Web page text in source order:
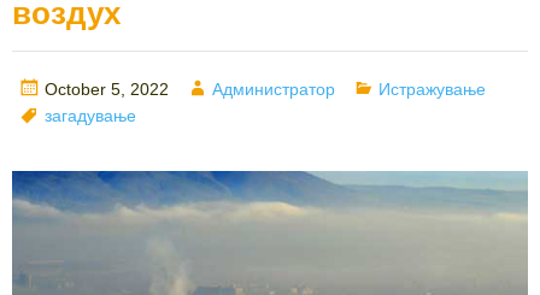
воздух
Posted
on
October 5, 2022 Author
Администратор Categories
Истражување
Tags
загадување